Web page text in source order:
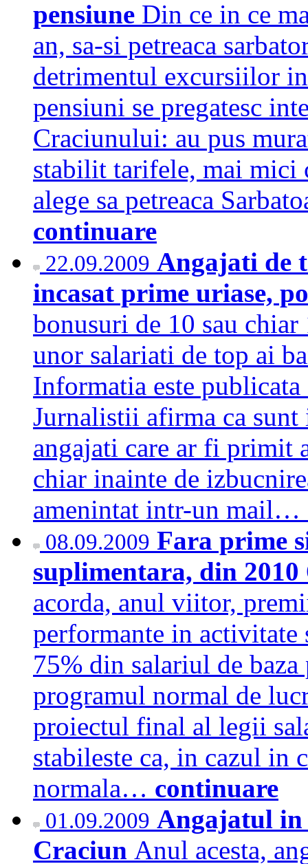
pensiune Din ce in ce
an, sa-si petreaca
detrimentul excursiilor
pensiuni se pregatesc
Craciunului: au pus
stabilit tarifele, mai mici
alege sa petreaca
continuare
22.09.2009 Angajati de
incasat prime uriase,
bonusuri de 10 sau
unor salariati de top ai
Informatia este
Jurnalistii afirma ca
angajati care ar fi primit
chiar inainte de
amenintat intr-un mail…
08.09.2009 Fara prime
suplimentara, din 2010
acorda, anul viitor,
performante in
75% din salariul de baza
programul normal de
proiectul final al legii
stabileste ca, in cazul in
normala… continuare
01.09.2009 Angajatul in
Craciun Anul acesta,